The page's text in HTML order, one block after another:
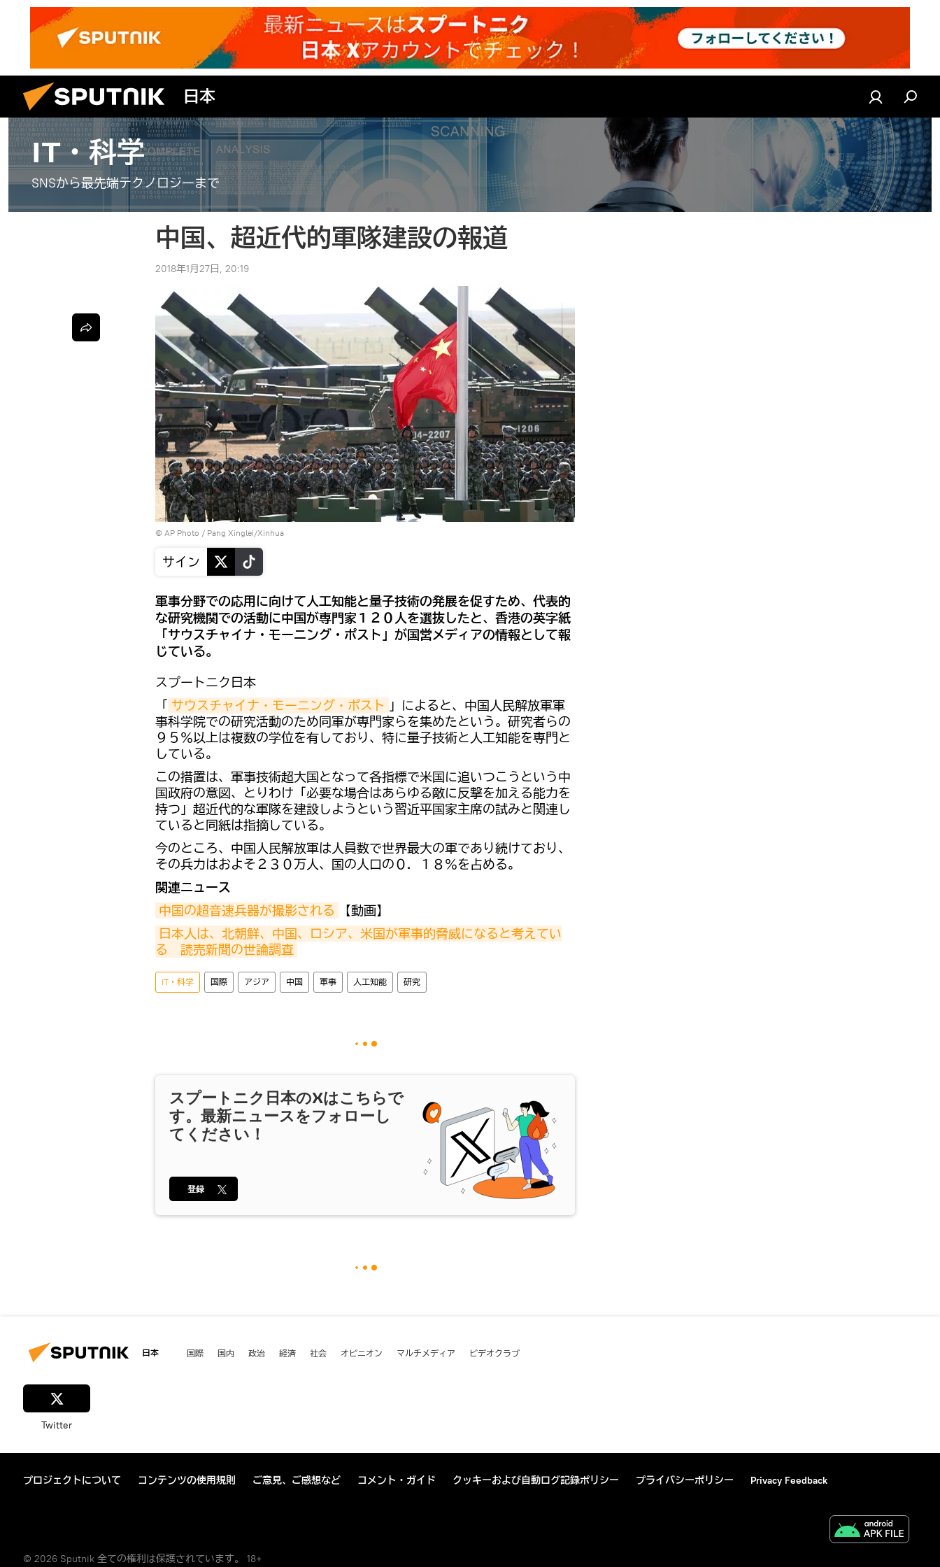
日本
IT・科学
SNSから最先端テクノロジーまで
中国、超近代的軍隊建設の報道
2018年1月27日, 20:19
© AP Photo / Pang Xinglei/Xinhua
サイン
軍事分野での応用に向けて人工知能と量子技術の発展を促すため、代表的
な研究機関での活動に中国が専門家１２０人を選抜したと、香港の英字紙
「サウスチャイナ・モーニング・ポスト」が国営メディアの情報として報
じている。
スプートニク日本
「 サウスチャイナ・モーニング・ポスト 」によると、中国人民解放軍軍
事科学院での研究活動のため同軍が専門家らを集めたという。研究者らの
９５％以上は複数の学位を有しており、特に量子技術と人工知能を専門と
している。
この措置は、軍事技術超大国となって各指標で米国に追いつこうという中
国政府の意図、とりわけ「必要な場合はあらゆる敵に反撃を加える能力を
持つ」超近代的な軍隊を建設しようという習近平国家主席の試みと関連し
ていると同紙は指摘している。
今のところ、中国人民解放軍は人員数で世界最大の軍であり続けており、
その兵力はおよそ２３０万人、国の人口の０．１８％を占める。
関連ニュース
中国の超音速兵器が撮影される
【動画】
日本人は、北朝鮮、中国、ロシア、米国が軍事的脅威になると考えてい
る　読売新聞の世論調査
IT・科学 国際 アジア 中国 軍事 人工知能 研究
スプートニク日本のXはこちらで
す。最新ニュースをフォローし
てください！
登録
日本 国際 国内 政治 経済 社会 オピニオン マルチメディア ビデオクラブ
Twitter
プロジェクトについて コンテンツの使用規則 ご意見、ご感想など コメント・ガイド クッキーおよび自動ログ記録ポリシー プライバシーポリシー Privacy Feedback
© 2026 Sputnik 全ての権利は保護されています。 18+